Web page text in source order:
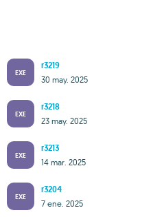
EXE
r3219
30 may. 2025
EXE
r3218
23 may. 2025
EXE
r3213
14 mar. 2025
EXE
r3204
7 ene. 2025